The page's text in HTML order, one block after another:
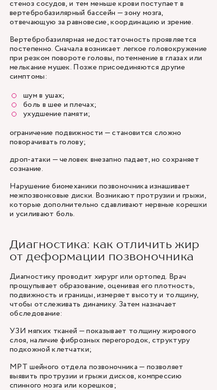
стеноз сосудов, и тем меньше крови поступает в
вертебробазилярный бассейн — зону мозга,
отвечающую за равновесие, координацию и зрение.
Вертебробазилярная недостаточность проявляется
постепенно. Сначала возникает легкое головокружение
при резком повороте головы, потемнение в глазах или
мелькание мушек. Позже присоединяются другие
симптомы:
шум в ушах;
боль в шее и плечах;
ухудшение памяти;
ограничение подвижности — становится сложно
поворачивать голову;
дроп-атаки — человек внезапно падает, но сохраняет
сознание.
Нарушение биомеханики позвоночника изнашивает
межпозвонковые диски. Возникают протрузии и грыжи,
которые дополнительно сдавливают нервные корешки
и усиливают боль.
Диагностика: как отличить жир
от деформации позвоночника
Диагностику проводит хирург или ортопед. Врач
прощупывает образование, оценивая его плотность,
подвижность и границы, измеряет высоту и толщину,
чтобы отслеживать динамику. Затем назначает
обследование:
УЗИ мягких тканей — показывает толщину жирового
слоя, наличие фиброзных перегородок, структуру
подкожной клетчатки;
МРТ шейного отдела позвоночника — позволяет
выявить протрузии и грыжи дисков, компрессию
спинного мозга или корешков;